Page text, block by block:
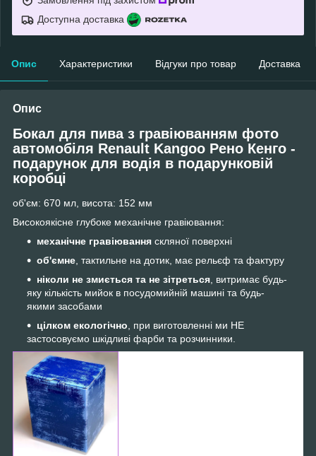
Доступна доставка
Опис Характеристики Відгуки про товар Доставка
Опис
Бокал для пива з гравіюванням фото
автомобіля Renault Kangoo Рено Кенго -
подарунок для водія в подарунковій
коробці
об'єм: 670 мл, висота: 152 мм
Високоякісне глубоке механічне гравіювання:
механічне гравіювання скляної поверхні
об'ємне, тактильне на дотик, має рельєф та фактуру
ніколи не змиється та не зітреться, витримає будь-
яку кількість мийок в посудомийній машині та будь-
якими засобами
цілком екологічно, при виготовленні ми НЕ
застосовуємо шкідливі фарби та розчинники.